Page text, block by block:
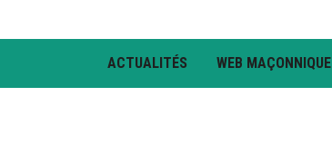
ACTUALITÉS WEB MAÇONNIQUE